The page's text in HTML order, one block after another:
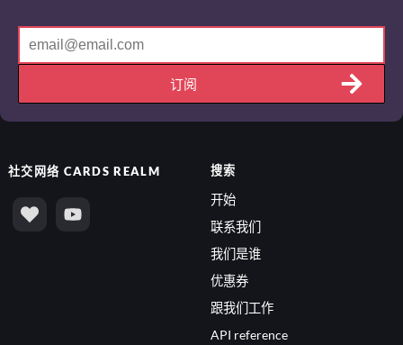
订阅
社交网络 CARDS REALM 搜索
开始
联系我们
我们是谁
优惠券
跟我们工作
API reference